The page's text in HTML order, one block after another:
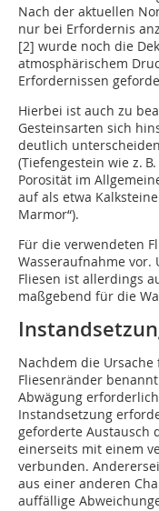
Nach der aktuellen
nur bei Erfordernis
[2] wurde noch die
atmosphärischem
Erfordernissen
Hierbei ist auch zu
Gesteinsarten sich
deutlich
(Tie­fen­gestein wie z.
Porosität im
auf als etwa
Marmor“).
Für die verwendeten
Wasseraufnahme vor.
Fliesen ist ­allerdings
maßgebend für die
Nachdem die
Fliesenränder
Abwägung
Instandsetzung
geforderte Austausch
einerseits mit einem
verbunden.
aus einer anderen
auffällige